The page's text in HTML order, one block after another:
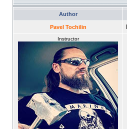
Author
Pavel Tochilin
Instructor